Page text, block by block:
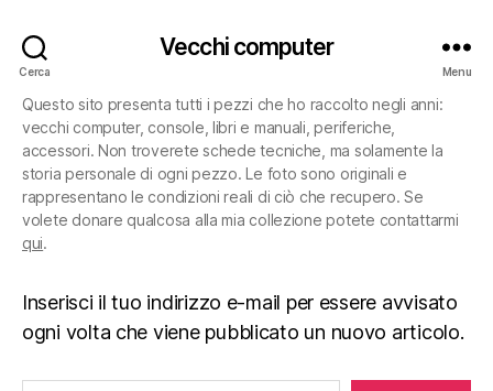
Cerca
Vecchi computer
Menu
Questo sito presenta tutti i pezzi che ho raccolto negli anni:
vecchi computer, console, libri e manuali, periferiche,
accessori. Non troverete schede tecniche, ma solamente la
storia personale di ogni pezzo. Le foto sono originali e
rappresentano le condizioni reali di ciò che recupero. Se
volete donare qualcosa alla mia collezione potete contattarmi
qui.
Inserisci il tuo indirizzo e-mail per essere avvisato
ogni volta che viene pubblicato un nuovo articolo.
Digita la tua e-mail...